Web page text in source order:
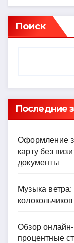
n
o
kl
ni
ki
at
s
A
Поиск
Последние
Оформление
карту без
документы
Музыка
колокольчиков
Обзор
процентные